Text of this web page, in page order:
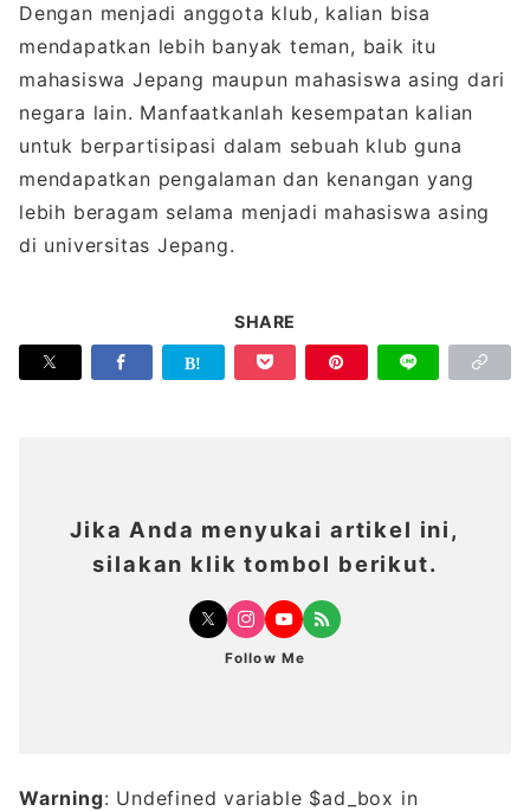
Dengan menjadi anggota klub, kalian bisa
mendapatkan lebih banyak teman, baik itu
mahasiswa Jepang maupun mahasiswa asing dari
negara lain. Manfaatkanlah kesempatan kalian
untuk berpartisipasi dalam sebuah klub guna
mendapatkan pengalaman dan kenangan yang
lebih beragam selama menjadi mahasiswa asing
di universitas Jepang.
SHARE
Jika Anda menyukai artikel ini,
silakan klik tombol berikut.
Follow Me
Warning: Undefined variable $ad_box in